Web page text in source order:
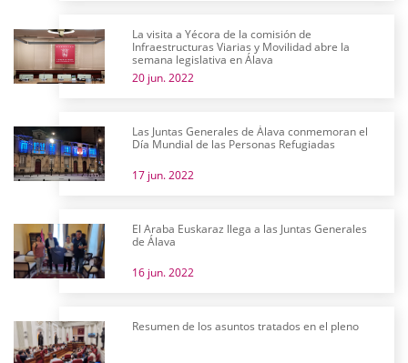
La visita a Yécora de la comisión de
Infraestructuras Viarias y Movilidad abre la
semana legislativa en Álava
20 jun. 2022
Las Juntas Generales de Álava conmemoran el
Día Mundial de las Personas Refugiadas
17 jun. 2022
El Araba Euskaraz llega a las Juntas Generales
de Álava
16 jun. 2022
Resumen de los asuntos tratados en el pleno